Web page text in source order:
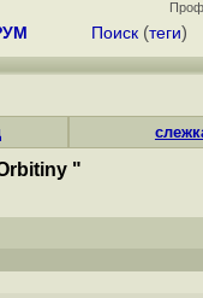
Поиск (теги)
"